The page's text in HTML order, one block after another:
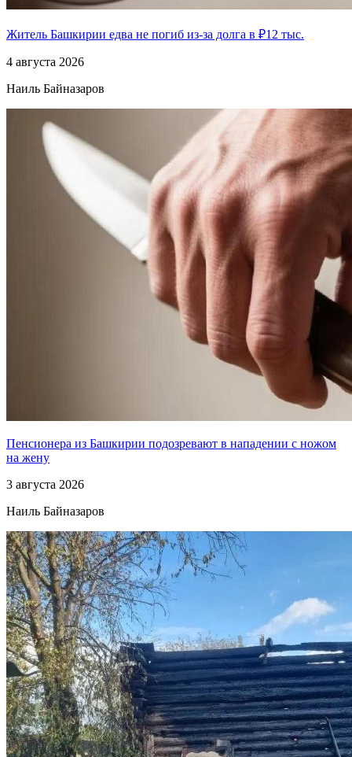
Житель Башкирии едва не погиб из-за долга в ₽12 тыс.
4 августа 2026
Наиль Байназаров
Пенсионера из Башкирии подозревают в нападении с ножом
на жену
3 августа 2026
Наиль Байназаров